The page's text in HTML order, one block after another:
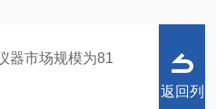
器市场规模为81
返回列